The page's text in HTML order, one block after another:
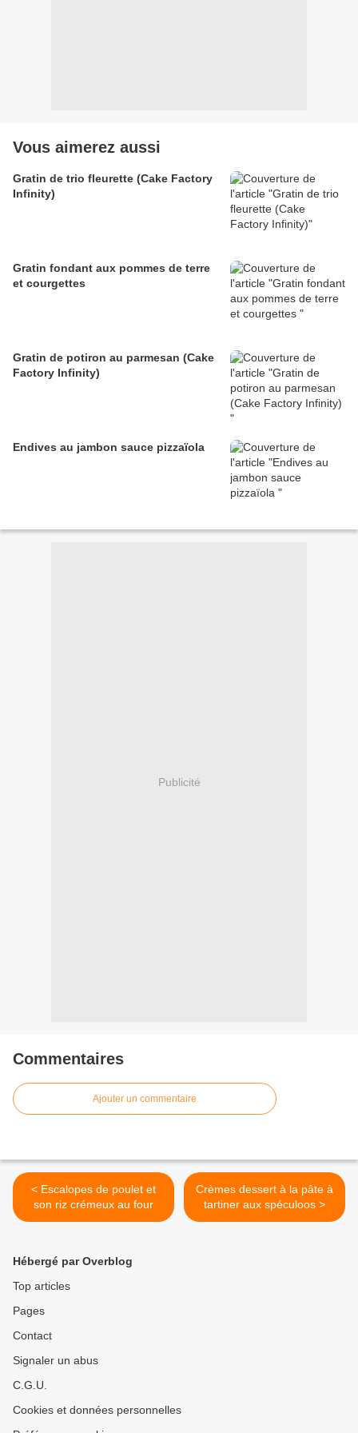
Vous aimerez aussi
Gratin de trio fleurette (Cake Factory
Infinity)
Gratin fondant aux pommes de terre
et courgettes
Gratin de potiron au parmesan (Cake
Factory Infinity)
Endives au jambon sauce pizzaïola
Publicité
Commentaires
Ajouter un commentaire
< Escalopes de poulet et
son riz crémeux au four
Crèmes dessert à la pâte à
tartiner aux spéculoos >
Hébergé par Overblog
Top articles
Pages
Contact
Signaler un abus
C.G.U.
Cookies et données personnelles